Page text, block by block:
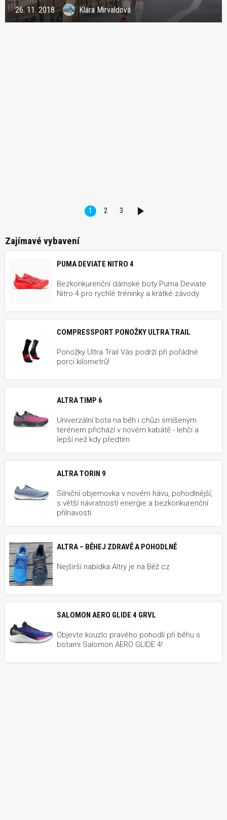
26. 11. 2018 Klára Mirvaldová
1 2 3
DALŠÍ
Zajímavé vybavení
PUMA DEVIATE NITRO 4
Bezkonkurenční dámské boty Puma Deviate
Nitro 4 pro rychlé tréninky a krátké závody.
COMPRESSPORT PONOŽKY ULTRA TRAIL
Ponožky Ultra Trail Vás podrží při pořádné
porci kilometrů!
ALTRA TIMP 6
Univerzální bota na běh i chůzi smíšeným
terénem přichází v novém kabátě - lehčí a
lepší než kdy předtím
ALTRA TORIN 9
Silniční objemovka v novém hávu, pohodlnější,
s větší návratností energie a bezkonkurenční
přilnavostí.
ALTRA – BĚHEJ ZDRAVĚ A POHODLNĚ
Nejširší nabídka Altry je na Běž.cz
SALOMON AERO GLIDE 4 GRVL
Objevte kouzlo pravého pohodlí při běhu s
botami Salomon AERO GLIDE 4!